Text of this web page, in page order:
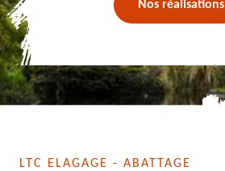
Nos réalisations
LTC ELAGAGE - ABATTAGE